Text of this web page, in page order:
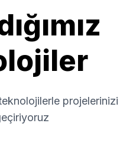
projelerinizi